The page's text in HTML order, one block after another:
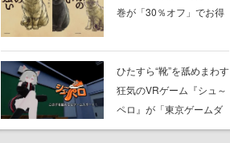
巻が「30％オフ」でお得
たネコたちと、ネコを溺
愛する人間のすれ違いを
描く
ひたすら“靴”を舐めまわす
狂気のVRゲーム『シュ～
ペロ』が「東京ゲームダ
ンジョン」に展示中。キ